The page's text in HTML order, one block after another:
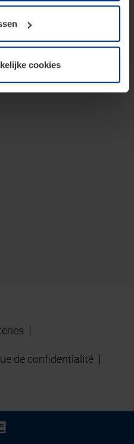
is. Voor alle andere
benodigd. Uw
bij de uitleg van de
cookies
de confidentialité